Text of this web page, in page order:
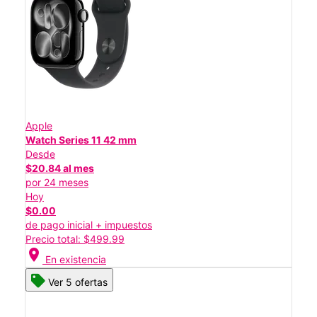
Apple
Watch Series 11 42 mm
Desde
$20.84 al mes
por 24 meses
Hoy
$0.00
de pago inicial + impuestos
Precio total: $499.99
location_on En existencia
Ver 5 ofertas